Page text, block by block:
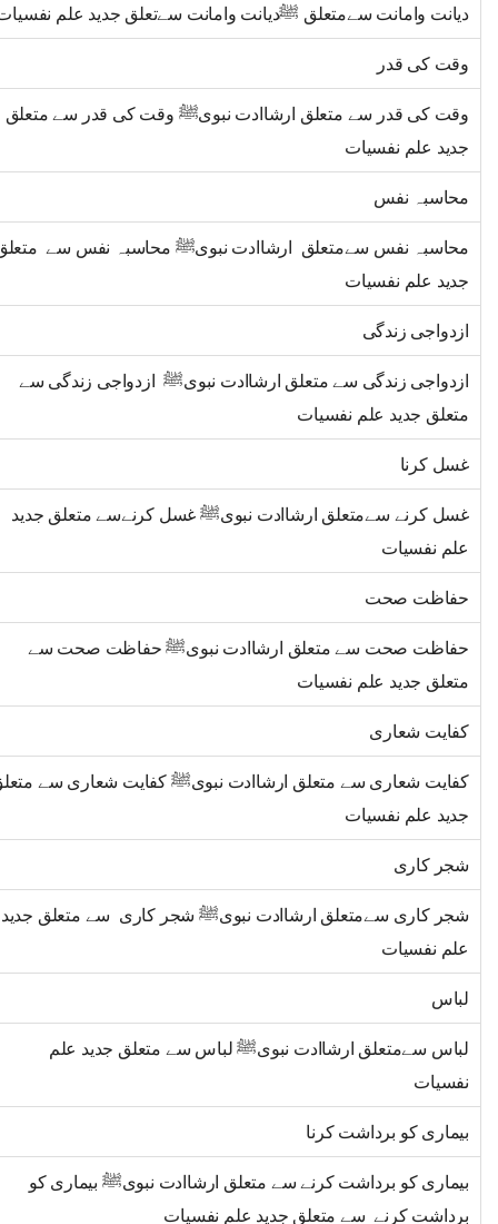
دیانت وامانت سےمتعلق ﷺدیانت وامانت سےتعلق جدید علم
وقت کی قدر
وقت کی قدر سے متعلق ارشاادت نبویﷺ وقت کی قدر سے متعلق
جدید علم نفسیات
محاسبہ نفس
محاسبہ نفس سےمتعلق ارشاادت نبویﷺ محاسبہ نفس سے
جدید علم نفسیات
ازدواجی زندگی
ازدواجی زندگی سے متعلق ارشاادت نبویﷺ ازدواجی زندگی سے
متعلق جدید علم نفسیات
غسل کرنا
غسل کرنے سےمتعلق ارشاادت نبویﷺ غسل کرنےسے متعلق جدید
علم نفسیات
حفاظت صحت
حفاظت صحت سے متعلق ارشاادت نبویﷺ حفاظت صحت سے
متعلق جدید علم نفسیات
کفایت شعاری
کفایت شعاری سے متعلق ارشاادت نبویﷺ کفایت شعاری سے
جدید علم نفسیات
شجر کاری
شجر کاری سےمتعلق ارشاادت نبویﷺ شجر کاری سے متعلق جدید
علم نفسیات
لباس
لباس سےمتعلق ارشاادت نبویﷺ لباس سے متعلق جدید علم
نفسیات
بیماری کو برداشت کرنا
بیماری کو برداشت کرنے سے متعلق ارشاادت نبویﷺ بیماری کو
برداشت کرنے سے متعلق جدید علم نفسیات